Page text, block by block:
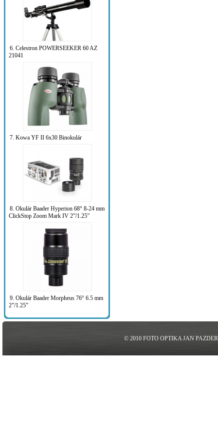
6. Celestron POWERSEEKER 60 AZ
21041
7. Kowa YF II 6x30 Binokulár
8. Okulár Baader Hyperion 68° 8-24 mm
ClickStop Zoom Mark IV 2”/1.25”
9. Okulár Baader Morpheus 76° 6.5 mm
2”/1.25”
© 2010 FOTO OPTIKA JAN